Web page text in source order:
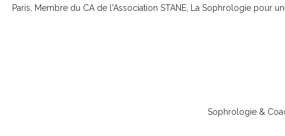
Paris, Membre du CA de l'Association STANE, La Sophrologie pour
Sophrologie &